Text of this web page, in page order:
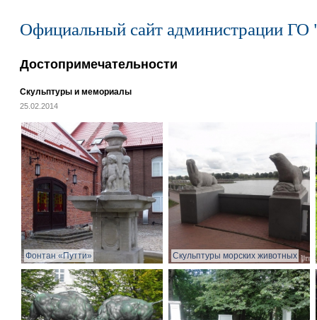
Официальный сайт администрации ГО
Достопримечательности
Скульптуры и мемориалы
25.02.2014
Фонтан «Путти» Скульптуры морских животных